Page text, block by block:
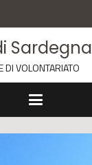
Sardegna
DI VOLONTARIATO